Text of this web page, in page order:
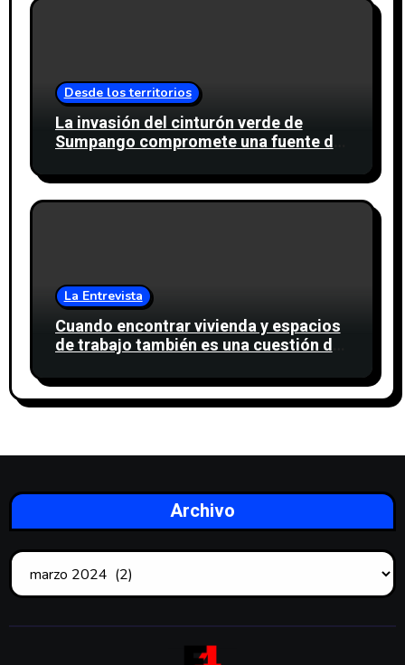
Desde los territorios
La invasión del cinturón verde de
Sumpango compromete una fuente de
La Entrevista
Cuando encontrar vivienda y espacios
de trabajo también es una cuestión de
Archivo